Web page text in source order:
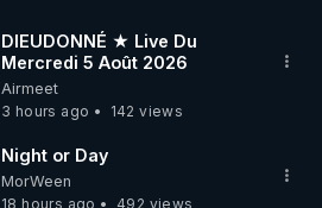
DIEUDONNÉ ★ Live Du
Mercredi 5 Août 2026
Airmeet
3 hours ago
142 views
Night or Day
MorWeen
18 hours ago
492 views